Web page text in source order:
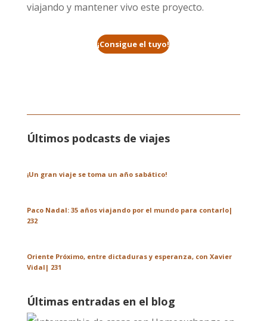
viajando y mantener vivo este proyecto.
¡Consigue el tuyo!
Últimos podcasts de viajes
¡Un gran viaje se toma un año sabático!
Paco Nadal: 35 años viajando por el mundo para contarlo|
232
Oriente Próximo, entre dictaduras y esperanza, con Xavier
Vidal| 231
Últimas entradas en el blog